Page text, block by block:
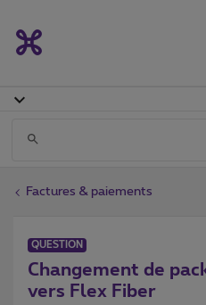
Factures & paiements
QUESTION
Changement de
vers Flex Fiber